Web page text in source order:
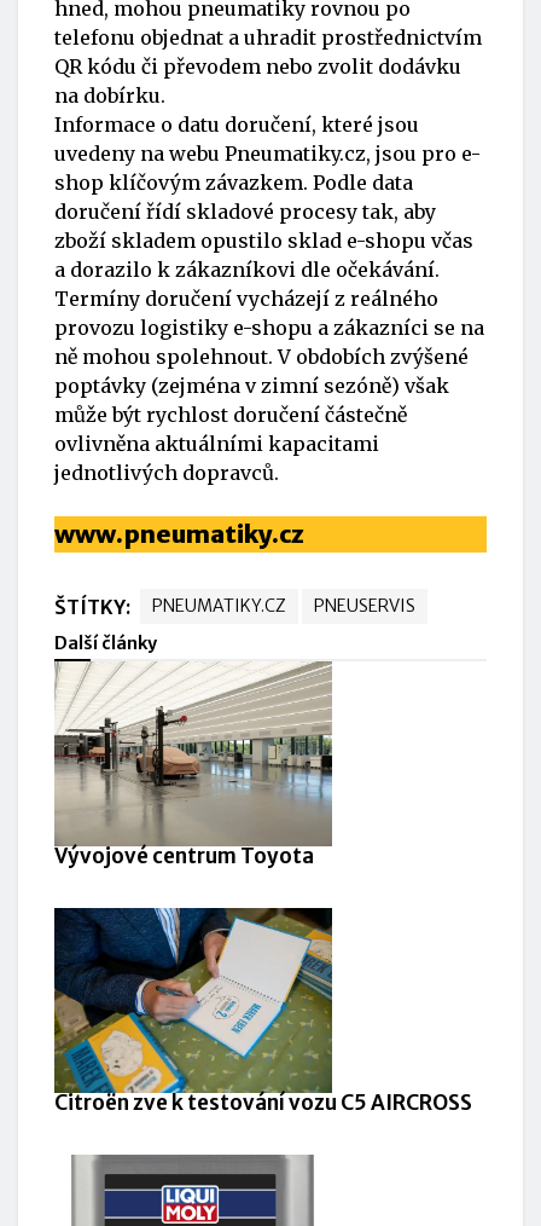
hned, mohou pneumatiky rovnou po
telefonu objednat a uhradit prostřednictvím
QR kódu či převodem nebo zvolit dodávku
na dobírku.
Informace o datu doručení, které jsou
uvedeny na webu Pneumatiky.cz, jsou pro e-
shop klíčovým závazkem. Podle data
doručení řídí skladové procesy tak, aby
zboží skladem opustilo sklad e-shopu včas
a dorazilo k zákazníkovi dle očekávání.
Termíny doručení vycházejí z reálného
provozu logistiky e-shopu a zákazníci se na
ně mohou spolehnout. V obdobích zvýšené
poptávky (zejména v zimní sezóně) však
může být rychlost doručení částečně
ovlivněna aktuálními kapacitami
jednotlivých dopravců.
www.pneumatiky.cz
ŠTÍTKY: PNEUMATIKY.CZ
PNEUSERVIS
Další články
Vývojové centrum Toyota
Citroën zve k testování vozu C5 AIRCROSS